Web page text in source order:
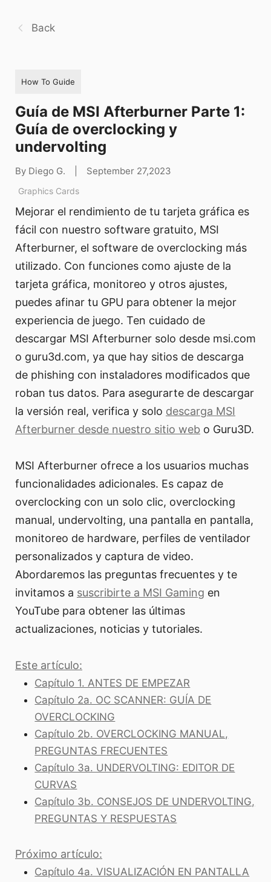
Back
How To Guide
Guía de MSI Afterburner Parte 1:
Guía de overclocking y
undervolting
By Diego G. September 27,2023
Graphics Cards
Mejorar el rendimiento de tu tarjeta gráfica es
fácil con nuestro software gratuito, MSI
Afterburner, el software de overclocking más
utilizado. Con funciones como ajuste de la
tarjeta gráfica, monitoreo y otros ajustes,
puedes afinar tu GPU para obtener la mejor
experiencia de juego. Ten cuidado de
descargar MSI Afterburner solo desde msi.com
o guru3d.com, ya que hay sitios de descarga
de phishing con instaladores modificados que
roban tus datos. Para asegurarte de descargar
la versión real, verifica y solo descarga MSI
Afterburner desde nuestro sitio web o Guru3D.
MSI Afterburner ofrece a los usuarios muchas
funcionalidades adicionales. Es capaz de
overclocking con un solo clic, overclocking
manual, undervolting, una pantalla en pantalla,
monitoreo de hardware, perfiles de ventilador
personalizados y captura de video.
Abordaremos las preguntas frecuentes y te
invitamos a suscribirte a MSI Gaming en
YouTube para obtener las últimas
actualizaciones, noticias y tutoriales.
Este artículo:
Capítulo 1. ANTES DE EMPEZAR
Capítulo 2a. OC SCANNER: GUÍA DE
OVERCLOCKING
Capítulo 2b. OVERCLOCKING MANUAL,
PREGUNTAS FRECUENTES
Capítulo 3a. UNDERVOLTING: EDITOR DE
CURVAS
Capítulo 3b. CONSEJOS DE UNDERVOLTING,
PREGUNTAS Y RESPUESTAS
Próximo artículo:
Capítulo 4a. VISUALIZACIÓN EN PANTALLA